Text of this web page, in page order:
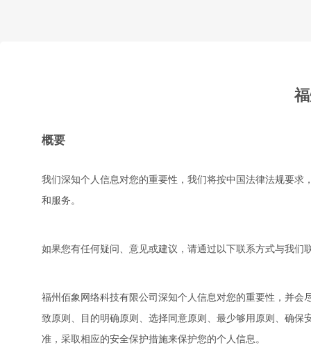
概要
我们深知个人信息对您的重要性，我们将按中国法律法规要
和服务。
如果您有任何疑问、意见或建议，请通过以下联系方式与我们
福州佰象网络科技有限公司深知个人信息对您的重要性，并
致原则、目的明确原则、选择同意原则、最少够用原则、确
准，采取相应的安全保护措施来保护您的个人信息。